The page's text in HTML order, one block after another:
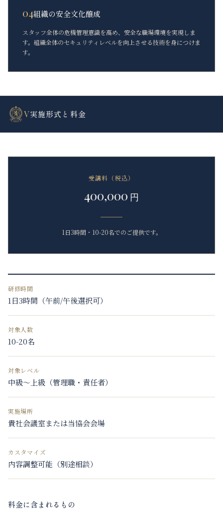
04組織の安全文化醸成
スタッフ全体の危機管理意識を高め、安全な職場環境を実現しま
す。組織全体のセキュリティレベルを向上させる技術を身につけま
す。
V実施形式と料金
受講料（税込）
400,000 円
1日3時間・10-20名でのご提供です。
研修時間
1日3時間（午前/午後選択可）
対象人数
10-20名
対象レベル
中級〜上級（管理職・責任者）
実施場所
貴社会議室または当協会会場
カスタマイズ
内容調整可能（別途相談）
料金に含まれるもの